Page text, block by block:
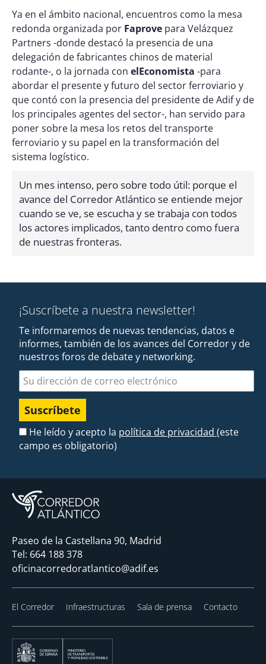
Ya en el ámbito nacional, encuentros como la mesa
redonda organizada por Faprove para Velázquez
Partners -donde destacó la presencia de una
delegación de fabricantes chinos de material
rodante-, o la jornada con elEconomista -para
abordar el presente y futuro del sector ferroviario y
que contó con la presencia del presidente de Adif y de
los principales agentes del sector-, han servido para
poner sobre la mesa los retos del transporte
ferroviario y su papel en la transformación del
sistema logístico.
Un mes intenso, pero sobre todo útil: porque el
avance del Corredor Atlántico se entiende mejor
cuando se ve, se escucha y se trabaja con todos
los actores implicados, tanto dentro como fuera
de nuestras fronteras.
¡Suscríbete a nuestra newsletter!
Te informaremos de nuevas tendencias, datos e
informes, también de los avances del Corredor y de
nuestros foros de debate y networking.
Dirección de correo electrónico
He leído y acepto la política de privacidad (este
campo es obligatorio)
Paseo de la Castellana 90, Madrid
Tel: 664 188 378
oficinacorredoratlantico@adif.es
El Corredor Infraestructuras Sala de prensa Contacto